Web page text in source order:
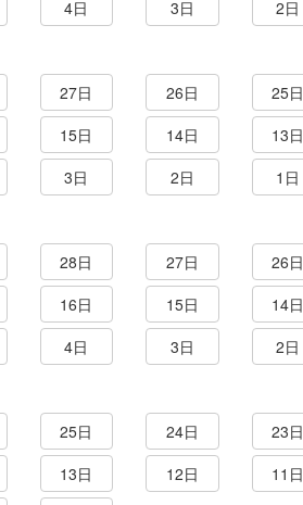
4日 3日 2日
27日 26日 25日
15日 14日 13日
3日 2日 1日
28日 27日 26日
16日 15日 14日
4日 3日 2日
25日 24日 23日
13日 12日 11日